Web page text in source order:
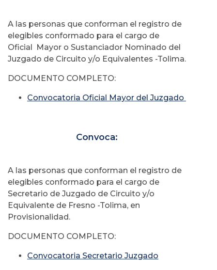
A las personas que conforman el registro de
elegibles conformado para el cargo de
Oficial Mayor o Sustanciador Nominado del
Juzgado de Circuito y/o Equivalentes -Tolima.
DOCUMENTO COMPLETO:
Convocatoria Oficial Mayor del Juzgado
Convoca:
A las personas que conforman el registro de
elegibles conformado para el cargo de
Secretario de Juzgado de Circuito y/o
Equivalente de Fresno -Tolima, en
Provisionalidad.
DOCUMENTO COMPLETO:
Convocatoria Secretario Juzgado